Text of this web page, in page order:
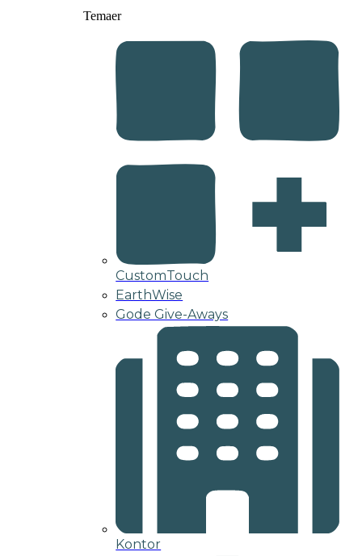
Temaer
CustomTouch
EarthWise
Gode Give-Aways
Kontor